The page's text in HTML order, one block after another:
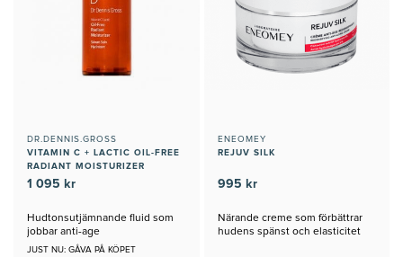
DR.DENNIS.GROSS
VITAMIN C + LACTIC OIL-FREE
RADIANT MOISTURIZER
1 095 kr
Hudtonsutjämnande fluid som
jobbar anti-age
JUST NU: GÅVA PÅ KÖPET
ENEOMEY
REJUV SILK
995 kr
Närande creme som förbättrar
hudens spänst och elasticitet